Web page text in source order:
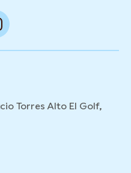
Torres Alto El Golf,